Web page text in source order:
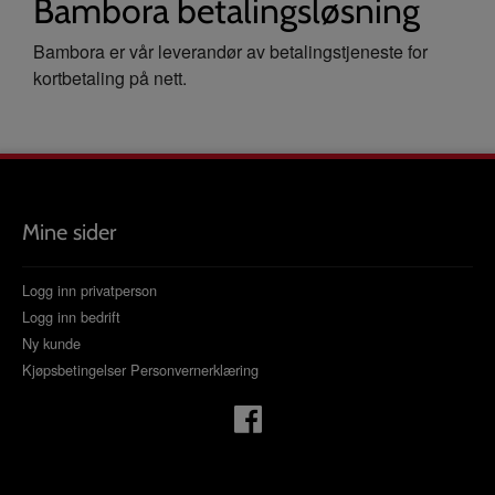
Bambora betalingsløsning
Bambora er vår leverandør av betalingstjeneste for
kortbetaling på nett.
Mine sider
Logg inn privatperson
Logg inn bedrift
Ny kunde
Kjøpsbetingelser Personvernerklæring